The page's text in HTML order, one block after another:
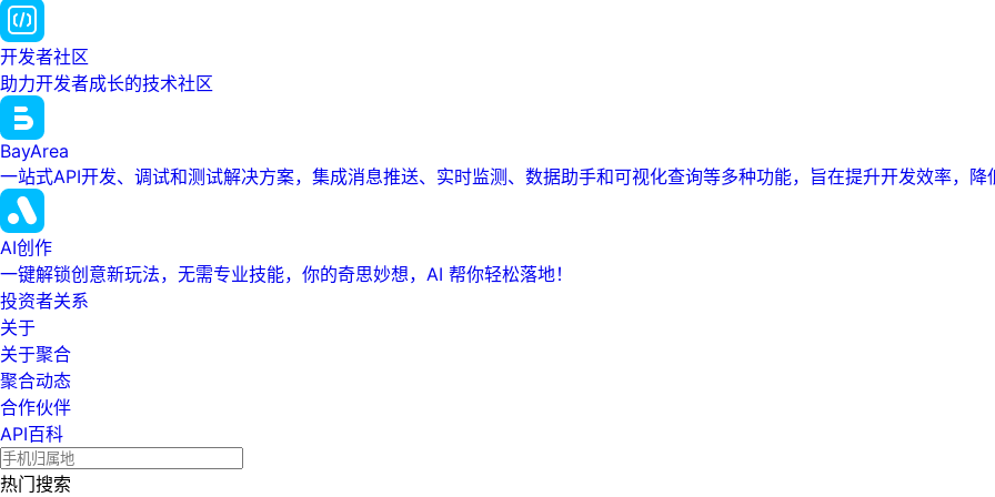
开发者社区
助力开发者成长的技术社区
BayArea
一站式API开发、调试和测试解决方案，集成消息推送、实时监测、数据助手和可视化查询等多种功能，旨在提升开发效率，降
AI创作
一键解锁创意新玩法，无需专业技能，你的奇思妙想，AI 帮你轻松落地！
投资者关系
关于
关于聚合
聚合动态
合作伙伴
API百科
热门搜索